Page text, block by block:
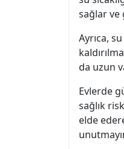
sağlar ve
Ayrıca,
da uzun
Evlerde
sağlık
elde